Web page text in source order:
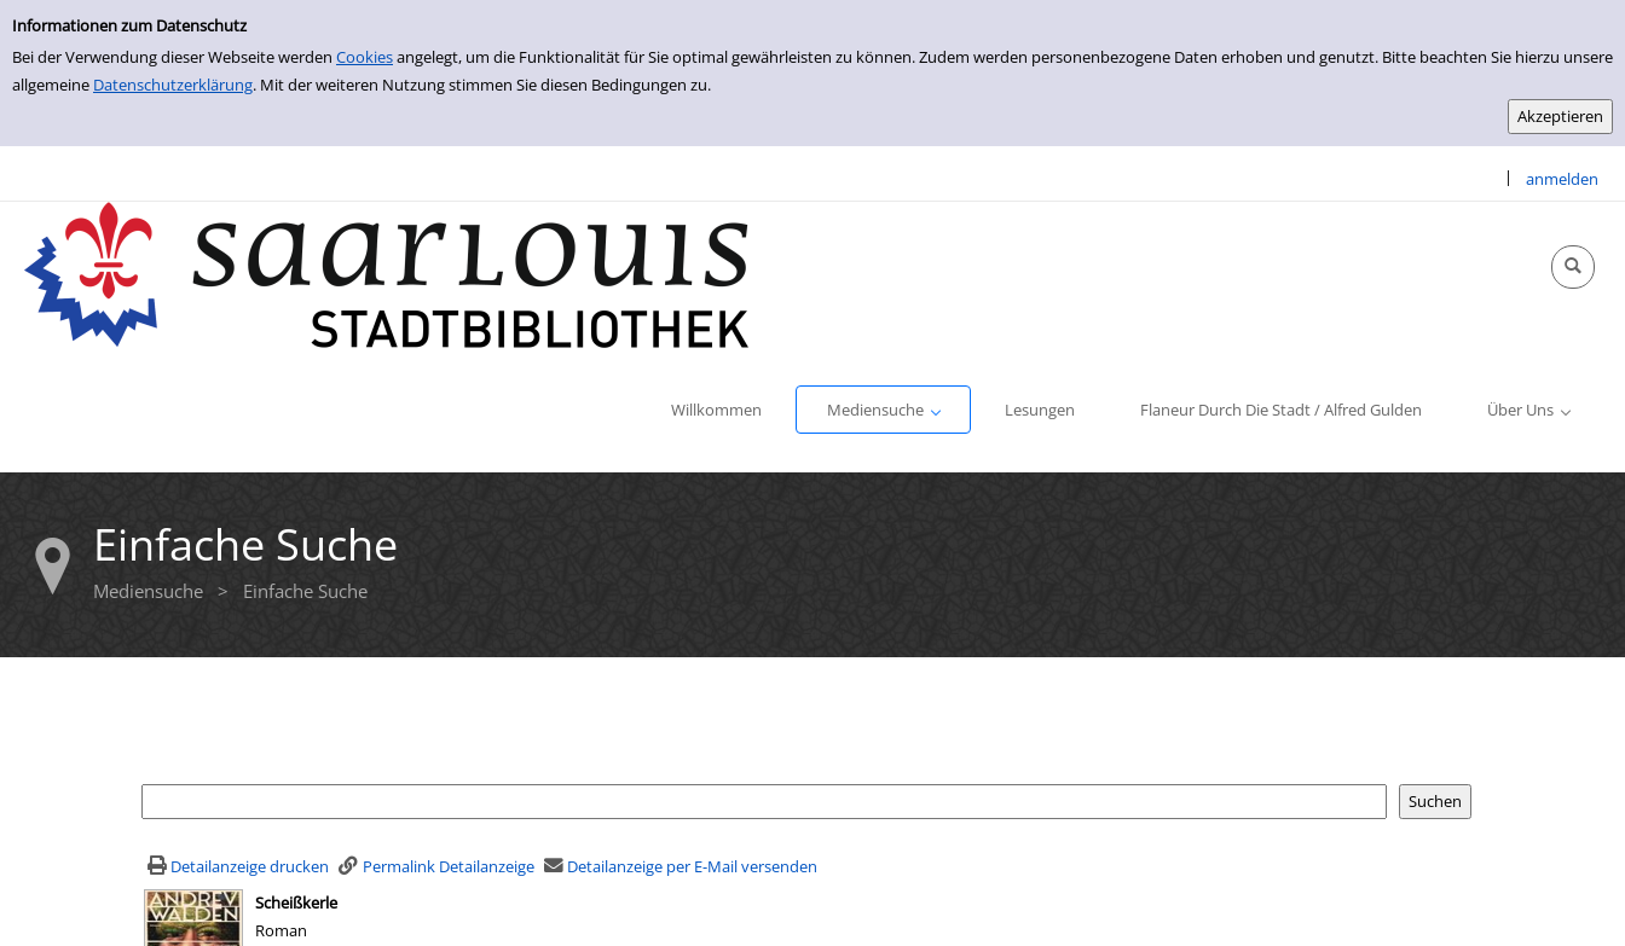
Einfache Suche
Informationen zum Datenschutz
Bei der Verwendung dieser Webseite werden Cookiesangelegt, um die Funktionalität für Sie optimal gewährleisten zu können. Zudem werden personenbezogene Daten erhoben und genutzt. Bitte beachten Sie hierzu unsere
allgemeine Datenschutzerklärung. Mit der weiteren Nutzung stimmen Sie diesen Bedingungen zu.
Zur Detailanzeige springen
| anmelden
Willkommen
Mediensuche
Lesungen Flaneur Durch Die Stadt / Alfred Gulden
Über Uns
Einfache Suche
Mediensuche > Einfache Suche
Detailanzeige drucken Permalink Detailanzeige
Detailanzeige per E-Mail versenden
wird in neuem Tab geöffnet
Scheißkerle
Roman